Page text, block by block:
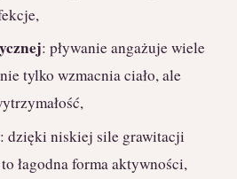
: pływanie angażuje wiele
tylko wzmacnia ciało, ale
: dzięki niskiej sile grawitacji
łagodna forma aktywności,